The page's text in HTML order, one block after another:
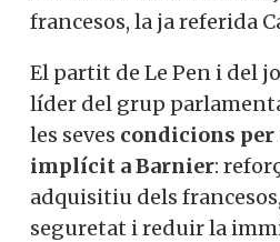
francesos, la ja referida
El partit de Le Pen i del
líder del grup
les seves condicions per
implícit a Barnier:
adquisitiu dels
seguretat i reduir la